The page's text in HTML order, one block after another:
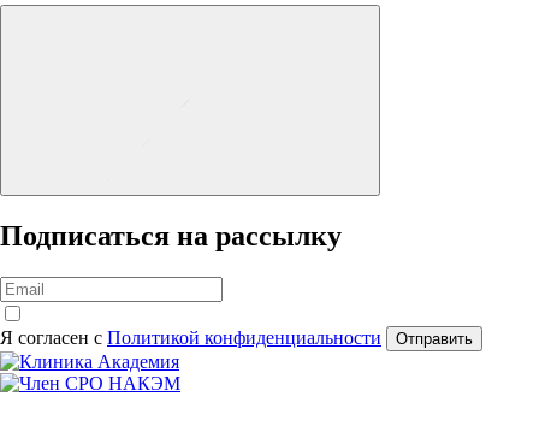
Подписаться на рассылку
Я согласен с Политикой конфиденциальности Отправить